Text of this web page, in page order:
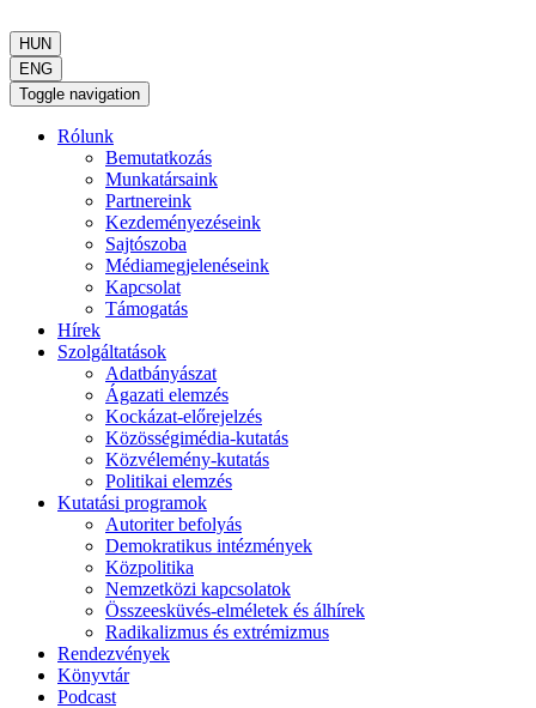
HUN
ENG
Toggle navigation
Rólunk
Bemutatkozás
Munkatársaink
Partnereink
Kezdeményezéseink
Sajtószoba
Médiamegjelenéseink
Kapcsolat
Támogatás
Hírek
Szolgáltatások
Adatbányászat
Ágazati elemzés
Kockázat-előrejelzés
Közösségimédia-kutatás
Közvélemény-kutatás
Politikai elemzés
Kutatási programok
Autoriter befolyás
Demokratikus intézmények
Közpolitika
Nemzetközi kapcsolatok
Összeesküvés-elméletek és álhírek
Radikalizmus és extrémizmus
Rendezvények
Könyvtár
Podcast